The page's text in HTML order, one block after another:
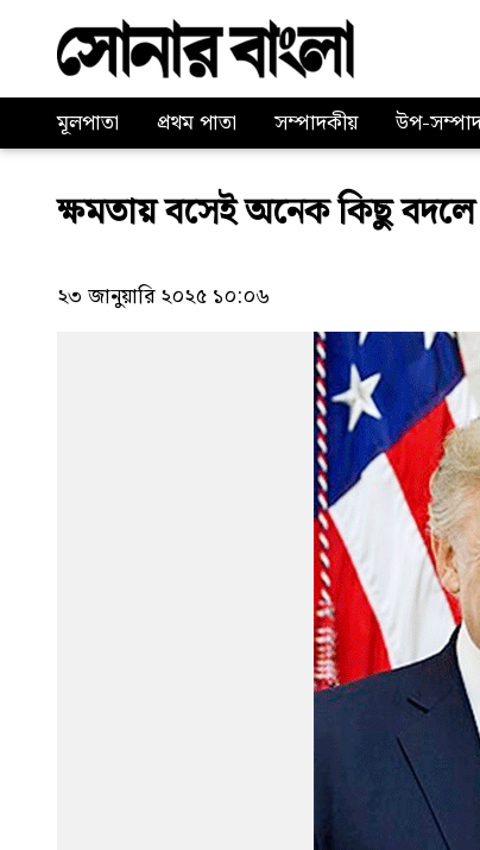
মূলপাতা প্রথম পাতা সম্পাদকীয় উপ-
ক্ষমতায় বসেই অনেক কিছু বদলে
২৩ জানুয়ারি ২০২৫ ১০:০৬